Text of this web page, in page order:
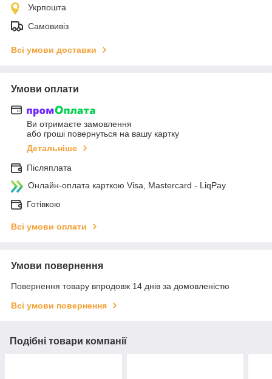
Укрпошта
Самовивіз
Всі умови доставки
Умови оплати
Ви отримаєте замовлення
або гроші повернуться на вашу картку
Детальніше
Післяплата
Онлайн-оплата карткою Visa, Mastercard - LiqPay
Готівкою
Всі умови оплати
Умови повернення
Повернення товару впродовж 14 днів за домовленістю
Всі умови повернення
Подібні товари компанії